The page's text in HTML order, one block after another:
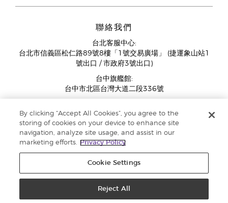
聯絡我們
台北客服中心:
台北市信義區松仁路89號8樓「1號交易廣場」 (捷運象山站1
號出口 / 市政府3號出口)
台中旗艦館:
台中市北區台灣大道二段336號
11:00AM - 07:00PM
(例假日與國定假日除外)
By clicking “Accept All Cookies”, you agree to the
storing of cookies on your device to enhance site
navigation, analyze site usage, and assist in our
marketing efforts.
Privacy Policy
Cookie Settings
Reject All